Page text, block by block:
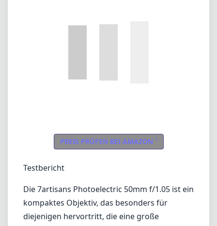
kompaktes Objektiv, das besonders für
Mount entwickelt, ist dieses Objektiv
insbesondere für Porträtfotografen und
die Schärfentiefe, die die beeindruckende
Blende von f/1.05 bietet, zu schätzen wissen.
Verarbeitungsqualität und Design
Die Verarbeitungsqualität des 7artisans